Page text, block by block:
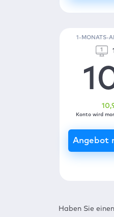
1-MONATS-
10
Konto wird
Haben Sie